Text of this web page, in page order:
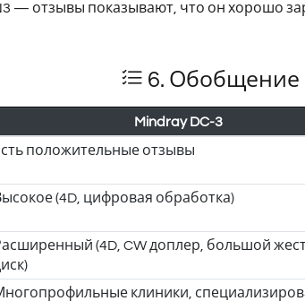
— отзывы показывают, что он хорошо
6. Обобщение
Mindray DC-3
положительные отзывы
(4D, цифровая обработка)
(4D, CW доплер, большой
клиники,